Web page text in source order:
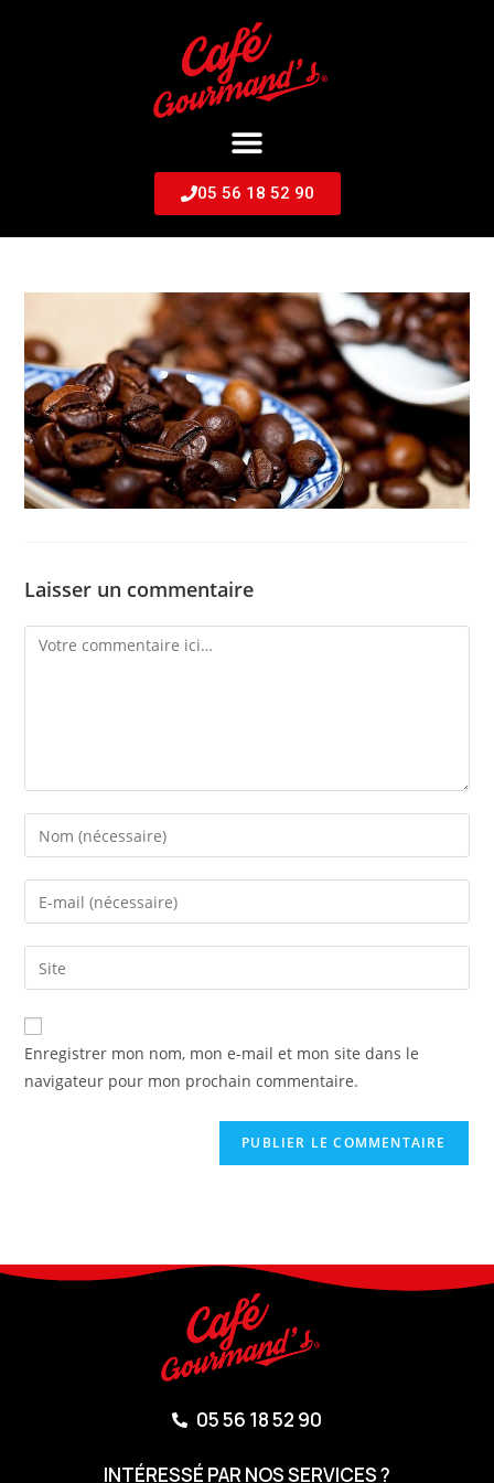
05 56 18 52 90
Laisser un commentaire
Enregistrer mon nom, mon e-mail et mon site dans le
navigateur pour mon prochain commentaire.
05 56 18 52 90
INTÉRESSÉ PAR NOS SERVICES ?